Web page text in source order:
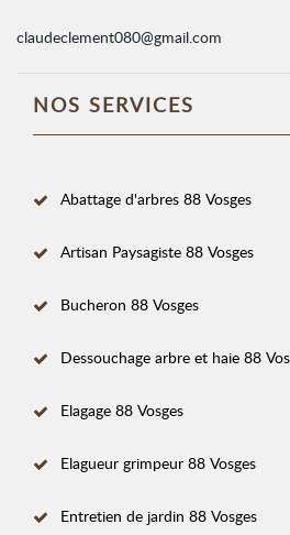
claudeclement080@gmail.com
NOS SERVICES
Abattage d'arbres 88 Vosges
Artisan Paysagiste 88 Vosges
Bucheron 88 Vosges
Dessouchage arbre et haie 88
Elagage 88 Vosges
Elagueur grimpeur 88 Vosges
Entretien de jardin 88 Vosges